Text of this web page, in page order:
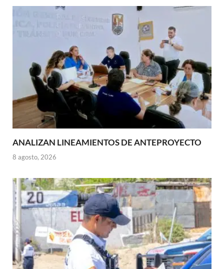
ANALIZAN LINEAMIENTOS DE ANTEPROYECTO
8 agosto, 2026